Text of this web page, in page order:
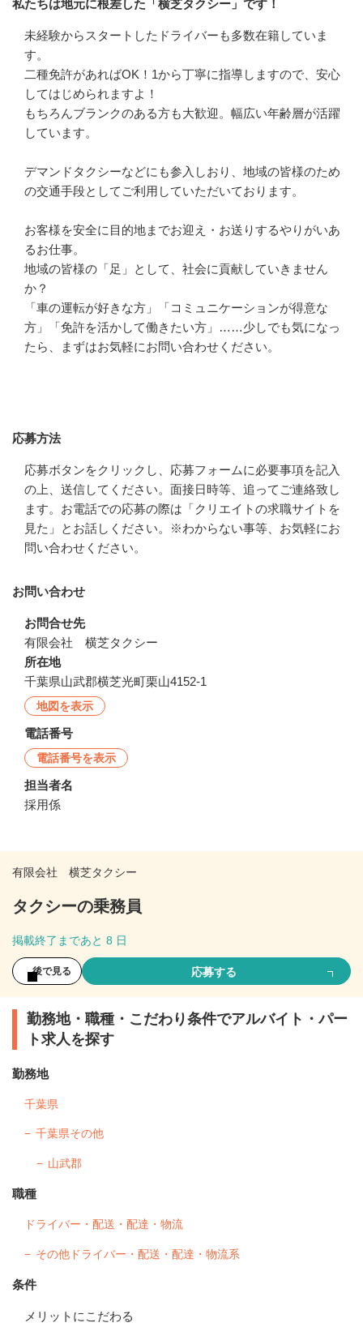
私たちは地元に根差した「横芝タクシー」です！
未経験からスタートしたドライバーも多数在籍していま
す。
二種免許があればOK！1から丁寧に指導しますので、安心
してはじめられますよ！
もちろんブランクのある方も大歓迎。幅広い年齢層が活躍
しています。
デマンドタクシーなどにも参入しおり、地域の皆様のため
の交通手段としてご利用していただいております。
お客様を安全に目的地までお迎え・お送りするやりがいあ
るお仕事。
地域の皆様の「足」として、社会に貢献していきません
か？
「車の運転が好きな方」「コミュニケーションが得意な
方」「免許を活かして働きたい方」……少しでも気になっ
たら、まずはお気軽にお問い合わせください。
応募方法
応募ボタンをクリックし、応募フォームに必要事項を記入
の上、送信してください。面接日時等、追ってご連絡致し
ます。お電話での応募の際は「クリエイトの求職サイトを
見た」とお話しください。※わからない事等、お気軽にお
問い合わせください。
お問い合わせ
お問合せ先
有限会社　横芝タクシー
所在地
千葉県山武郡横芝光町栗山4152-1
地図を表示
電話番号
電話番号を表示
担当者名
採用係
有限会社 横芝タクシー
タクシーの乗務員
掲載終了まであと 8 日
後で見る 応募する
勤務地・職種・こだわり条件でアルバイト・パー
ト求人を探す
勤務地
千葉県
千葉県その他
山武郡
職種
ドライバー・配送・配達・物流
その他ドライバー・配送・配達・物流系
条件
メリットにこだわる